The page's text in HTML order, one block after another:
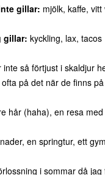
gillar: mjölk, kaffe, vitt
gillar: kyckling, lax, tacos
så förtjust i skaldjur
på det när de finns
hår (haha), en resa
en springtur, ett
i sommar då